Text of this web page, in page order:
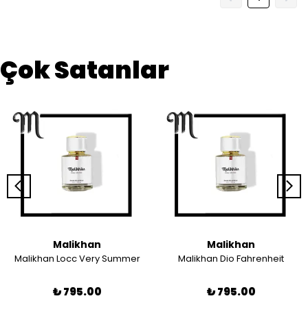
Çok Satanlar
Malikhan
Malikhan Locc Very Summer
₺ 795.00
Malikhan
Malikhan Dio Fahrenheit
₺ 795.00